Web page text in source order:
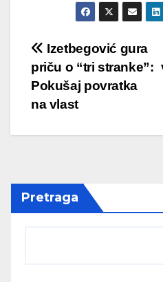
Post
navigation
Izetbegović gura
priču o “tri stranke”:
Pokušaj povratka
na vlast
Pretraga